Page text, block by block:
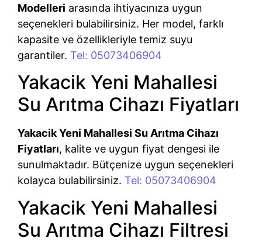
Modelleri arasında ihtiyacınıza uygun
seçenekleri bulabilirsiniz. Her model, farklı
kapasite ve özellikleriyle temiz suyu
garantiler. Tel: 05073406904
Yakacik Yeni Mahallesi
Su Arıtma Cihazı Fiyatları
Yakacik Yeni Mahallesi Su Arıtma Cihazı
Fiyatları, kalite ve uygun fiyat dengesi ile
sunulmaktadır. Bütçenize uygun seçenekleri
kolayca bulabilirsiniz. Tel: 05073406904
Yakacik Yeni Mahallesi
Su Arıtma Cihazı Filtresi